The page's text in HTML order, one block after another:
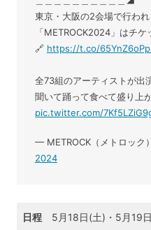
東京・大阪の2会場で行わ
「METROCK2024」はチ
🔗 https://t.co/
全73組のアーティストが出
聞いて踊って食べて盛り上
pic.twitter.com/
— METROCK（メトロック
2024
日程5月18日(土)・5月19